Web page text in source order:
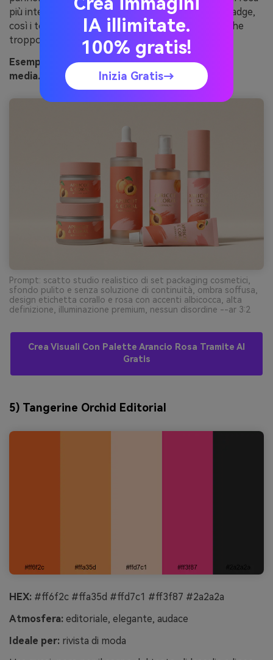
più intenso per un’unica area highlight come un badge,
così i toni arancio rosa risultano premium invece che
troppo vivaci.
Esempio di coral apricot beauty generato con
media.io
Prompt: scatto studio realistico di set packaging cosmetici,
sfondo pulito e senza soluzione di continuità, ombra soffusa,
design etichetta corallo e rosa con accenti albicocca, alta
definizione, illuminazione premium, nessun disordine --ar 3:2
Crea Visuali Con Palette Arancio Rosa Tramite AI
Gratis
5) Tangerine Orchid Editorial
HEX: #ff6f2c #ffa35d #ffd7c1 #ff3f87 #2a2a2a
Atmosfera: editoriale, elegante, audace
Ideale per: rivista di moda
IA illimitate.
100% gratis!
Inizia Gratis→